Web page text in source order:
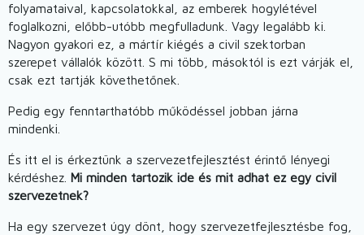
folyamataival, kapcsolatokkal, az emberek hogylétével
foglalkozni, előbb-utóbb megfulladunk. Vagy legalább ki.
Nagyon gyakori ez, a mártír kiégés a civil szektorban
szerepet vállalók között. S mi több, másoktól is ezt várják el,
csak ezt tartják követhetőnek.
Pedig egy fenntarthatóbb működéssel jobban járna
mindenki.
És itt el is érkeztünk a szervezetfejlesztést érintő lényegi
kérdéshez. Mi minden tartozik ide és mit adhat ez egy civil
szervezetnek?
Ha egy szervezet úgy dönt, hogy szervezetfejlesztésbe fog,